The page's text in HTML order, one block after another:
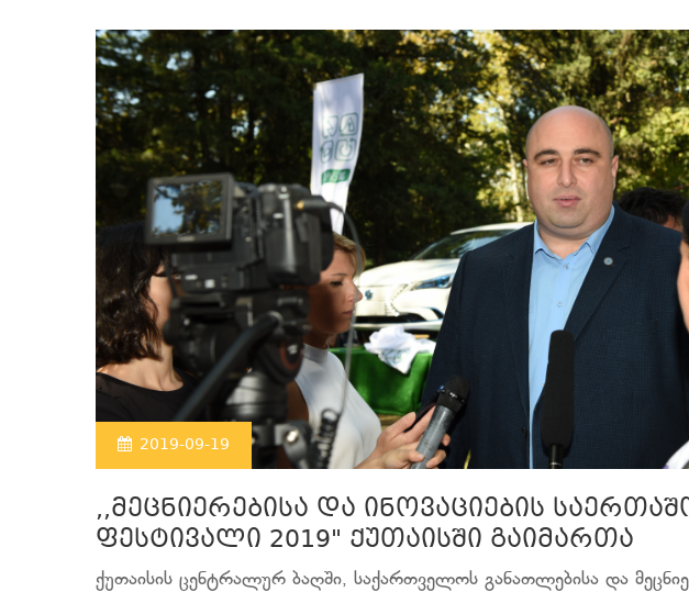
2019-09-19
,,მეცნიერებისა და ინოვაციების
ფესტივალი 2019" ქუთაისში გაიმართა
ქუთაისის ცენტრალურ ბაღში, საქართველოს განათლებისა და